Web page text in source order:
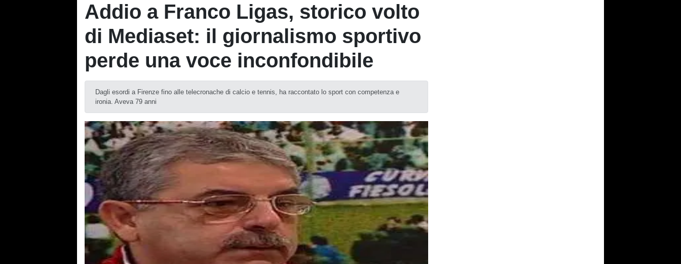
Addio a Franco Ligas, storico volto
di Mediaset: il giornalismo sportivo
perde una voce inconfondibile
Dagli esordi a Firenze fino alle telecronache di calcio e tennis, ha raccontato lo sport con competenza e
ironia. Aveva 79 anni